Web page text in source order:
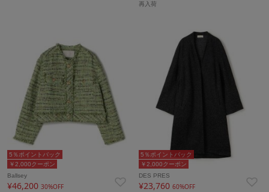
再入荷
￥2,000クーポン
5％ポイントバック
Ballsey
¥46,200 30%OFF
￥2,000クーポン
5％ポイントバック
DES PRES
¥23,76060%OFF